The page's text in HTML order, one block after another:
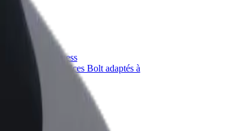
Bolt for Business
Produits et services Bolt adaptés à
votre entreprise